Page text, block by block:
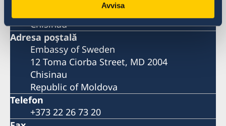
Avvisa
12 Toma Ciorba Street, MD 2004
Chisinau
Adresa poştală
Embassy of Sweden
12 Toma Ciorba Street, MD 2004
Chisinau
Republic of Moldova
Telefon
+373 22 26 73 20